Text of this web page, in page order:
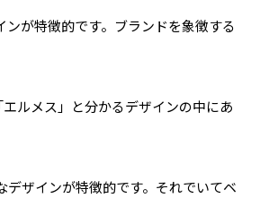
ンが特徴的です。ブランドを象徴する
ルメス」と分かるデザインの中にあ
デザインが特徴的です。それでいてベ